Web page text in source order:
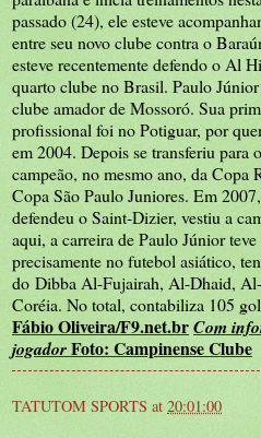
passado (24), ele esteve
entre seu novo clube contra o
esteve recentemente defendo o Al
quarto clube no Brasil. Paulo
clube amador de Mossoró. Sua
profissional foi no Potiguar, por
em 2004. Depois se transferiu para
campeão, no mesmo ano, da
Copa São Paulo Juniores. Em
defendeu o Saint-Dizier, vestiu a
aqui, a carreira de Paulo Júnior
precisamente no futebol asiático,
do Dibba Al-Fujairah, Al-Dhaid,
Coréia. No total, contabiliza 105
Fábio Oliveira/F9.net.brCom
jogadorFoto: Campinense Clube
TATUTOM SPORTS at 20:01:00